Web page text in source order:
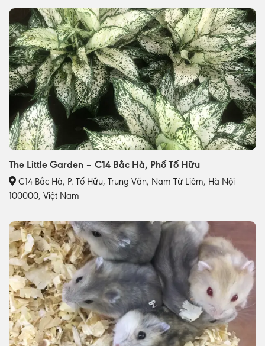
The Little Garden – C14 Bắc Hà, Phố Tố Hữu
C14 Bắc Hà, P. Tố Hữu, Trung Văn, Nam Từ Liêm, Hà Nội
100000, Việt Nam